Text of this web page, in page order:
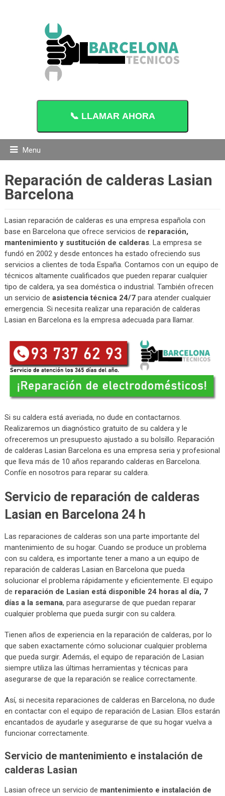
📞 LLAMAR AHORA
Menu
Reparación de calderas Lasian
Barcelona
Lasian reparación de calderas es una empresa española con
base en Barcelona que ofrece servicios de reparación,
mantenimiento y sustitución de calderas. La empresa se
fundó en 2002 y desde entonces ha estado ofreciendo sus
servicios a clientes de toda España. Contamos con un equipo de
técnicos altamente cualificados que pueden reparar cualquier
tipo de caldera, ya sea doméstica o industrial. También ofrecen
un servicio de asistencia técnica 24/7para atender cualquier
emergencia. Si necesita realizar una reparación de calderas
Lasian en Barcelona es la empresa adecuada para llamar.
Si su caldera está averiada, no dude en contactarnos.
Realizaremos un diagnóstico gratuito de su caldera y le
ofreceremos un presupuesto ajustado a su bolsillo. Reparación
de calderas Lasian Barcelona es una empresa seria y profesional
que lleva más de 10 años reparando calderas en Barcelona.
Confíe en nosotros para reparar su caldera.
Servicio de reparación de calderas
Lasian en Barcelona 24 h
Las reparaciones de calderas son una parte importante del
mantenimiento de su hogar. Cuando se produce un problema
con su caldera, es importante tener a mano a un equipo de
reparación de calderas Lasian en Barcelona que pueda
solucionar el problema rápidamente y eficientemente. El equipo
de reparación de Lasian está disponible 24 horas al día, 7
días a la semana, para asegurarse de que puedan reparar
cualquier problema que pueda surgir con su caldera.
Tienen años de experiencia en la reparación de calderas, por lo
que saben exactamente cómo solucionar cualquier problema
que pueda surgir. Además, el equipo de reparación de Lasian
siempre utiliza las últimas herramientas y técnicas para
asegurarse de que la reparación se realice correctamente.
Así, si necesita reparaciones de calderas en Barcelona, no dude
en contactar con el equipo de reparación de Lasian. Ellos estarán
encantados de ayudarle y asegurarse de que su hogar vuelva a
funcionar correctamente.
Servicio de mantenimiento e instalación de
calderas Lasian
Lasian ofrece un servicio de mantenimiento e instalación de